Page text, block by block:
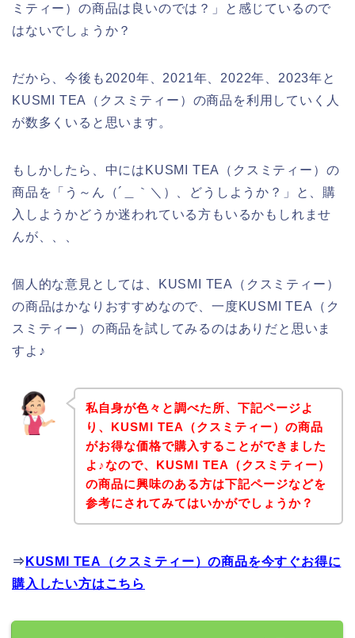
ミティー）の商品は良いのでは？」と感じているので
はないでしょうか？
だから、今後も2020年、2021年、2022年、2023年と
KUSMI TEA（クスミティー）の商品を利用していく人
が数多くいると思います。
もしかしたら、中にはKUSMI TEA（クスミティー）の
商品を「う～ん（´＿｀＼）、どうしようか？」と、購
入しようかどうか迷われている方もいるかもしれませ
んが、、、
個人的な意見としては、KUSMI TEA（クスミティー）
の商品はかなりおすすめなので、一度KUSMI TEA（ク
スミティー）の商品を試してみるのはありだと思いま
すよ♪
私自身が色々と調べた所、下記ページよ
り、KUSMI TEA（クスミティー）の商品
がお得な価格で購入することができました
よ♪なので、KUSMI TEA（クスミティー）
の商品に興味のある方は下記ページなどを
参考にされてみてはいかがでしょうか？
⇒ KUSMI TEA（クスミティー）の商品を今すぐお得に
購入したい方はこちら